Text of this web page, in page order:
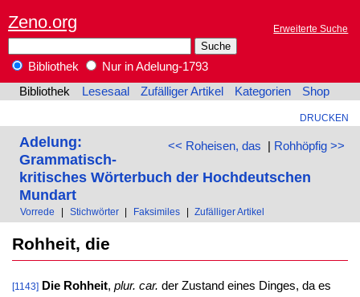
Zeno.org Erweiterte Suche
Bibliothek
Nur in Adelung-1793
Bibliothek
Lesesaal Zufälliger Artikel Kategorien Shop
DRUCKEN
<< Roheisen, das | Rohhöpfig >>
Adelung:
Grammatisch-
kritisches Wörterbuch der Hochdeutschen
Mundart
Vorrede Stichwörter Faksimiles Zufälliger Artikel
Rohheit, die
[1143] Die Rohheit, plur. car. der Zustand eines Dinges, da es